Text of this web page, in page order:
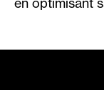
en optimisant